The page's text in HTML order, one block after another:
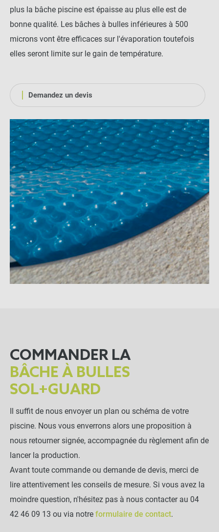
plus la bâche piscine est épaisse au plus elle est de
bonne qualité. Les bâches à bulles inférieures à 500
microns vont être efficaces sur l'évaporation toutefois
elles seront limite sur le gain de température.
Demandez un devis
COMMANDER LA
BÂCHE À BULLES
SOL+GUARD
Il suffit de nous envoyer un plan ou schéma de votre
piscine. Nous vous enverrons alors une proposition à
nous retourner signée, accompagnée du règlement afin de
lancer la production.
Avant toute commande ou demande de devis, merci de
lire attentivement les conseils de mesure. Si vous avez la
moindre question, n'hésitez pas à nous contacter au 04
42 46 09 13 ou via notre formulaire de contact.